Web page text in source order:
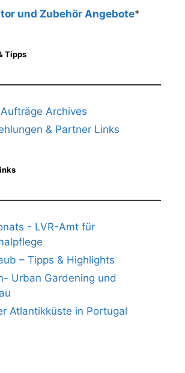
und Zubehör Angebote*
Tipps
Archives
& Partner Links
- LVR-Amt für
– Tipps & Highlights
Urban Gardening und
Atlantikküste in Portugal